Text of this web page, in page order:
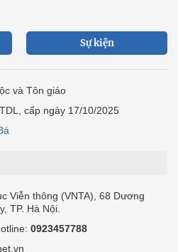
Sự kiện
và Tôn giáo
cấp ngày 17/10/2025
Viễn thông (VNTA), 68 Dương
TP. Hà Nội.
0923457788